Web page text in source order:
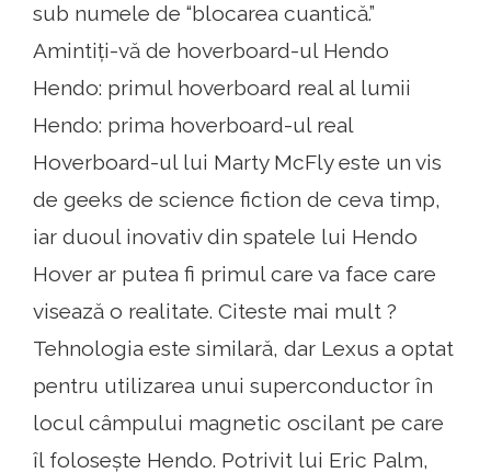
sub numele de “blocarea cuantică.”
Amintiți-vă de hoverboard-ul Hendo
Hendo: primul hoverboard real al lumii
Hendo: prima hoverboard-ul real
Hoverboard-ul lui Marty McFly este un vis
de geeks de science fiction de ceva timp,
iar duoul inovativ din spatele lui Hendo
Hover ar putea fi primul care va face care
visează o realitate. Citeste mai mult ?
Tehnologia este similară, dar Lexus a optat
pentru utilizarea unui superconductor în
locul câmpului magnetic oscilant pe care
îl folosește Hendo. Potrivit lui Eric Palm,